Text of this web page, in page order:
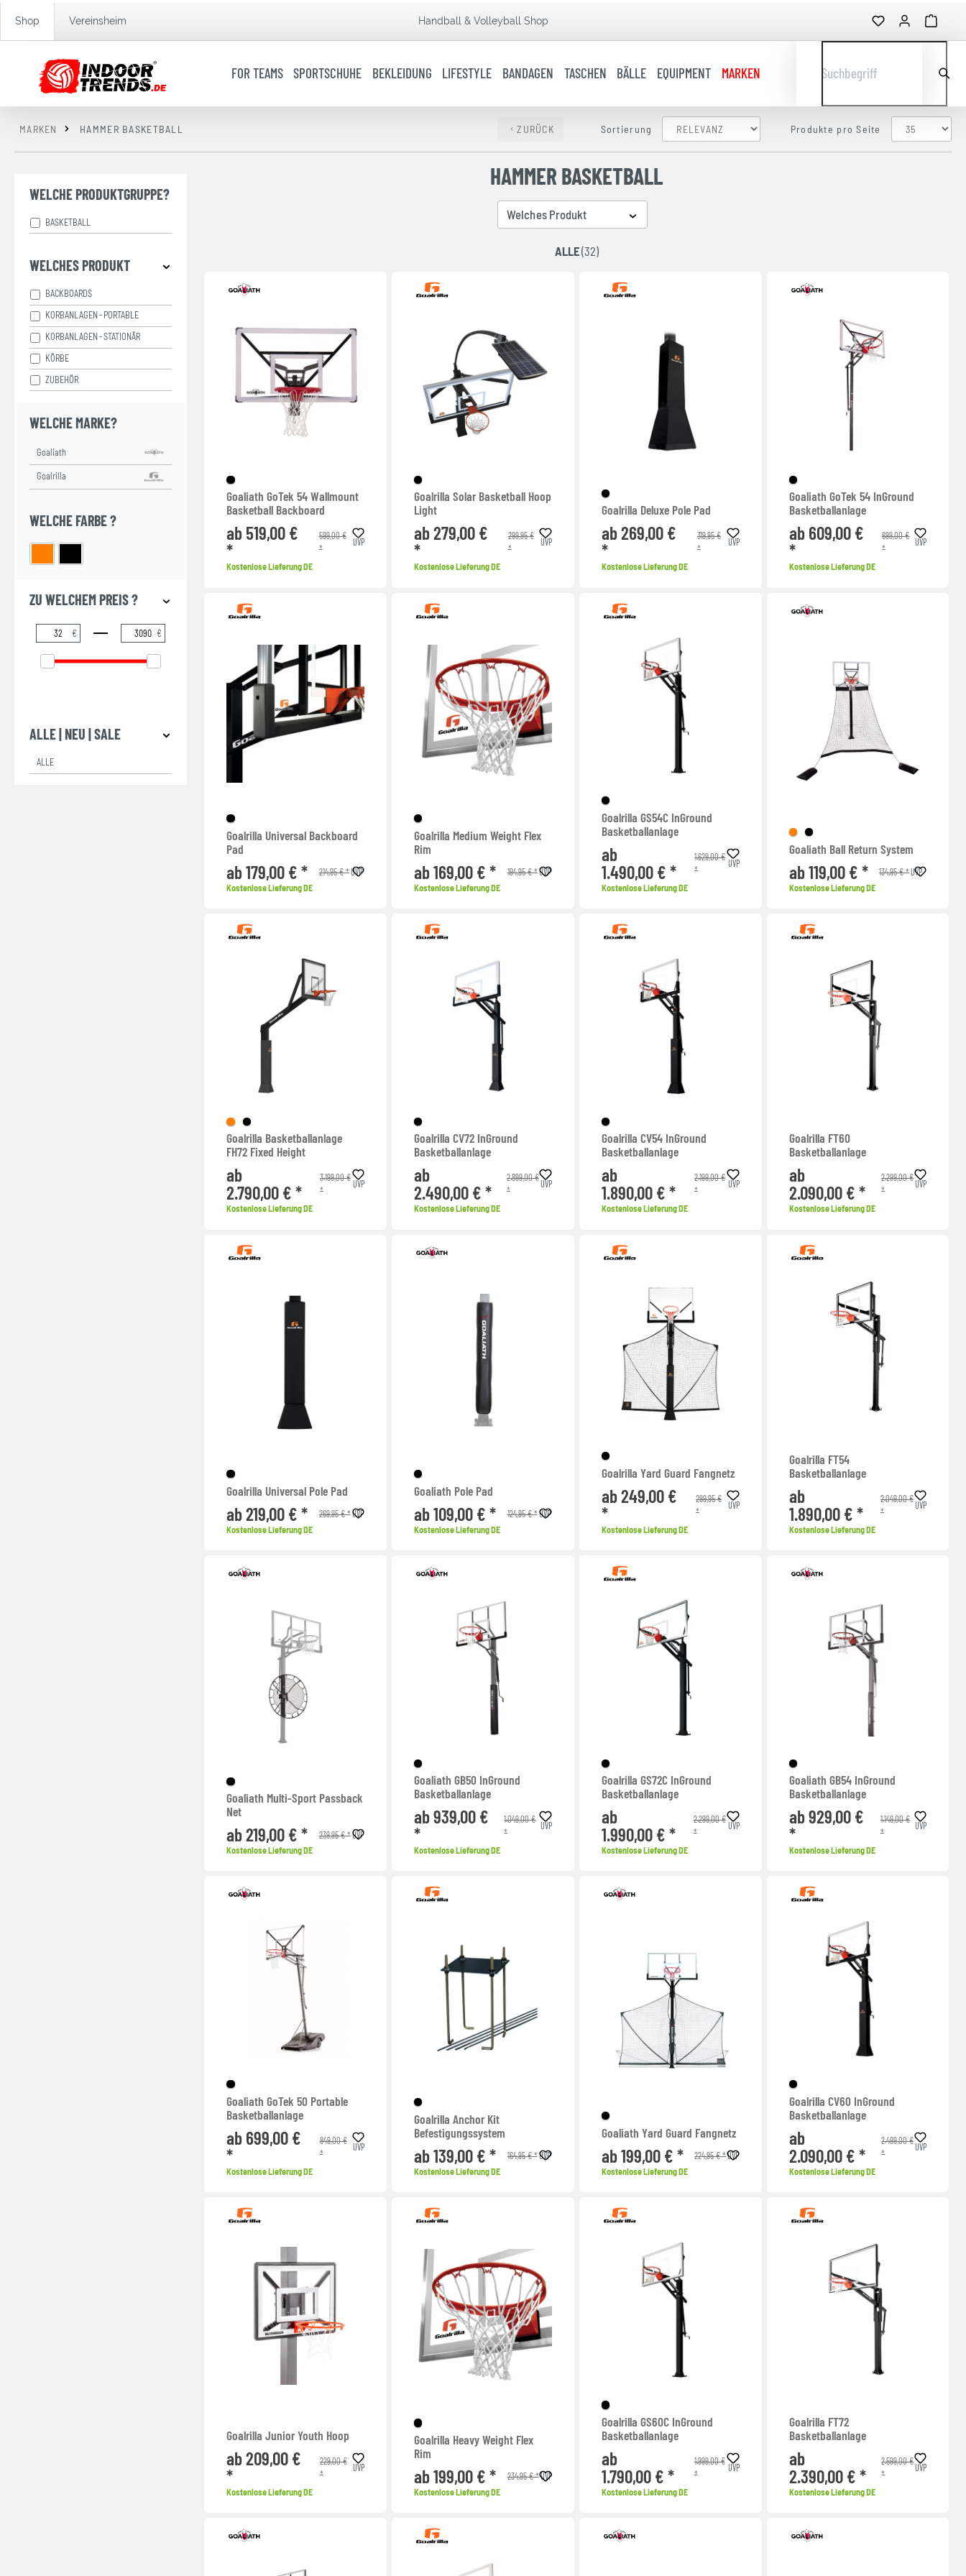
Shop Vereinsheim Handball & Volleyball Shop
FOR TEAMS SPORTSCHUHE BEKLEIDUNG LIFESTYLE BANDAGEN TASCHEN BÄLLE EQUIPMENT MARKEN Suchbegriff
ZURÜCK
MARKEN HAMMER BASKETBALL Sortierung Produkte pro Seite
WELCHE PRODUKTGRUPPE?
BASKETBALL
WELCHES PRODUKT
BACKBOARDS
KORBANLAGEN - PORTABLE
KORBANLAGEN - STATIONÄR
KÖRBE
ZUBEHÖR
WELCHE MARKE?
WELCHE FARBE ?
ZU WELCHEM PREIS ?
€ €
ALLE | NEU | SALE
ALLE
HAMMER BASKETBALL
Welches Produkt
ALLE(32)
Goaliath GoTek 54 Wallmount
Basketball Backboard
ab 519,00 €
*
599,00 €
*
UVP
Kostenlose Lieferung DE
Goalrilla Solar Basketball Hoop
Light
ab 279,00 €
*
299,95 €
*
UVP
Kostenlose Lieferung DE
Goalrilla Deluxe Pole Pad
ab 269,00 €
*
319,95 €
*
UVP
Kostenlose Lieferung DE
Goaliath GoTek 54 InGround
Basketballanlage
ab 609,00 €
*
699,00 €
*
UVP
Kostenlose Lieferung DE
Goalrilla Universal Backboard
Pad
ab 179,00 € * 214,95 € * UVP
Kostenlose Lieferung DE
Goalrilla Medium Weight Flex
Rim
ab 169,00 € * 194,95 € * UVP
Kostenlose Lieferung DE
Goalrilla GS54C InGround
Basketballanlage
ab
1.490,00 € *
1.629,00 €
*
UVP
Kostenlose Lieferung DE
Goaliath Ball Return System
ab 119,00 € * 134,95 € * UVP
Kostenlose Lieferung DE
Goalrilla Basketballanlage
FH72 Fixed Height
ab
2.790,00 € *
3.199,00 €
*
UVP
Kostenlose Lieferung DE
Goalrilla CV72 InGround
Basketballanlage
ab
2.490,00 € *
2.899,00 €
*
UVP
Kostenlose Lieferung DE
Goalrilla CV54 InGround
Basketballanlage
ab
1.890,00 € *
2.199,00 €
*
UVP
Kostenlose Lieferung DE
Goalrilla FT60
Basketballanlage
ab
2.090,00 € *
2.299,00 €
*
UVP
Kostenlose Lieferung DE
Goalrilla Universal Pole Pad
ab 219,00 € * 269,95 € * UVP
Kostenlose Lieferung DE
Goaliath Pole Pad
ab 109,00 € * 124,95 € * UVP
Kostenlose Lieferung DE
Goalrilla Yard Guard Fangnetz
ab 249,00 €
*
299,95 €
*
UVP
Kostenlose Lieferung DE
Goalrilla FT54
Basketballanlage
ab
1.890,00 € *
2.049,00 €
*
UVP
Kostenlose Lieferung DE
Goaliath Multi-Sport Passback
Net
ab 219,00 € * 239,95 € * UVP
Kostenlose Lieferung DE
Goaliath GB50 InGround
Basketballanlage
ab 939,00 €
*
1.049,00 €
*
UVP
Kostenlose Lieferung DE
Goalrilla GS72C InGround
Basketballanlage
ab
1.990,00 € *
2.299,00 €
*
UVP
Kostenlose Lieferung DE
Goaliath GB54 InGround
Basketballanlage
ab 929,00 €
*
1.149,00 €
*
UVP
Kostenlose Lieferung DE
Goaliath GoTek 50 Portable
Basketballanlage
ab 699,00 €
*
849,00 €
*
UVP
Kostenlose Lieferung DE
Goalrilla Anchor Kit
Befestigungssystem
ab 139,00 € * 164,95 € * UVP
Kostenlose Lieferung DE
Goaliath Yard Guard Fangnetz
ab 199,00 € * 224,95 € *UVP
Kostenlose Lieferung DE
Goalrilla CV60 InGround
Basketballanlage
ab
2.090,00 € *
2.499,00 €
*
UVP
Kostenlose Lieferung DE
Goalrilla Junior Youth Hoop
ab 209,00 €
*
229,00 €
*
UVP
Kostenlose Lieferung DE
Goalrilla Heavy Weight Flex
Rim
ab 199,00 € * 234,95 € *UVP
Kostenlose Lieferung DE
Goalrilla GS60C InGround
Basketballanlage
ab
1.790,00 € *
1.999,00 €
*
UVP
Kostenlose Lieferung DE
Goalrilla FT72
Basketballanlage
ab
2.390,00 € *
2.599,00 €
*
UVP
Kostenlose Lieferung DE